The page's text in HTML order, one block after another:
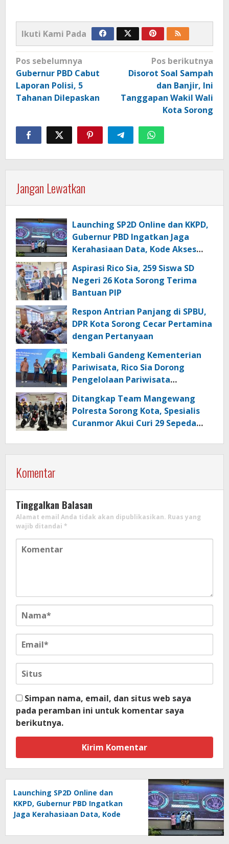
Ikuti Kami Pada
Navigasi
pos
Pos sebelumnya
Gubernur PBD Cabut
Laporan Polisi, 5
Tahanan Dilepaskan
Pos berikutnya
Disorot Soal Sampah
dan Banjir, Ini
Tanggapan Wakil Wali
Kota Sorong
Jangan Lewatkan
Launching SP2D Online dan KKPD,
Gubernur PBD Ingatkan Jaga
Kerahasiaan Data, Kode Akses
Aspirasi Rico Sia, 259 Siswa SD
Negeri 26 Kota Sorong Terima
Bantuan PIP
Respon Antrian Panjang di SPBU,
DPR Kota Sorong Cecar Pertamina
dengan Pertanyaan
Kembali Gandeng Kementerian
Pariwisata, Rico Sia Dorong
Pengelolaan Pariwisata
Ditangkap Team Mangewang
Polresta Sorong Kota, Spesialis
Curanmor Akui Curi 29 Sepeda
Komentar
Tinggalkan Balasan
Alamat email Anda tidak akan dipublikasikan. Ruas yang
wajib ditandai *
Simpan nama, email, dan situs web saya
pada peramban ini untuk komentar saya
berikutnya.
Launching SP2D Online dan
KKPD, Gubernur PBD Ingatkan
Jaga Kerahasiaan Data, Kode